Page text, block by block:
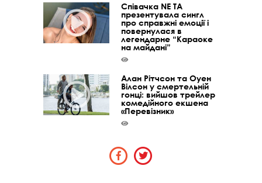
Співачка NE TA
презентувала сингл
про справжні емоції і
повернулася в
легендарне “Караоке
на майдані”
Алан Рітчсон та Оуен
Вілсон у смертельній
гонці: вийшов трейлер
комедійного екшена
«Перевізник»